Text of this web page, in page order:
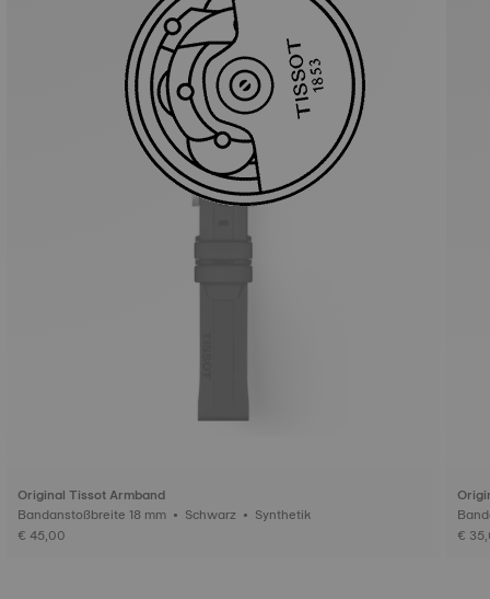
Original Tissot Armband
Bandanstoßbreite 18 mm • Schwarz • Synthetik
€ 45,00
€